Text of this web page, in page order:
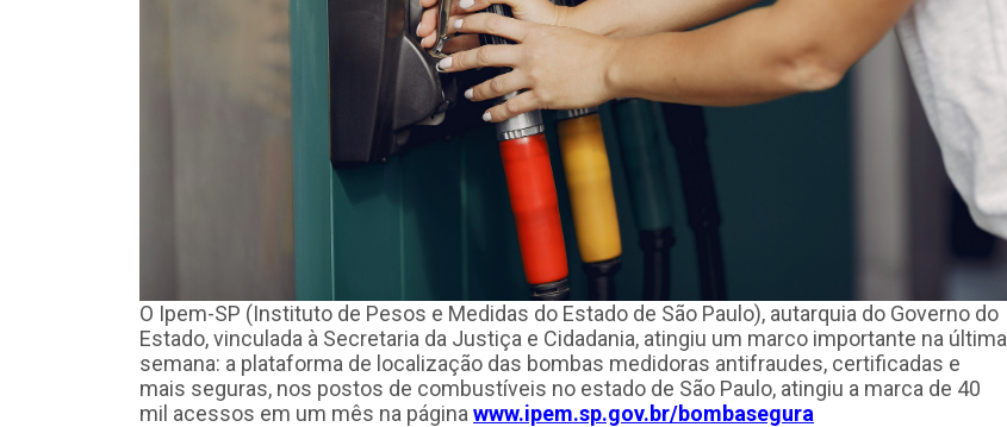
O Ipem-SP (Instituto de Pesos e Medidas do Estado de São Paulo), autarquia do Governo do
Estado, vinculada à Secretaria da Justiça e Cidadania, atingiu um marco importante na última
semana: a plataforma de localização das bombas medidoras antifraudes, certificadas e
mais seguras, nos postos de combustíveis no estado de São Paulo, atingiu a marca de 40
mil acessos em um mês na página www.ipem.sp.gov.br/bombasegura